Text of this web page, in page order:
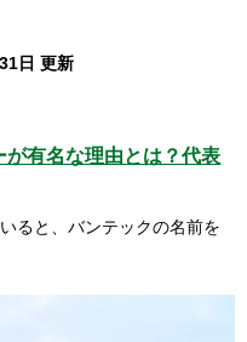
日 更新
有名な理由とは？代表
ると、バンテックの名前を